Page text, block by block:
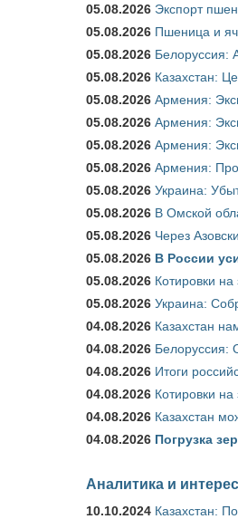
05.08.2026 Экспорт
05.08.2026 Пшеница и
05.08.2026 Белоруссия:
05.08.2026 Казахстан:
05.08.2026 Армения:
05.08.2026 Армения:
05.08.2026 Армения:
05.08.2026 Армения:
05.08.2026 Украина:
05.08.2026 В Омской
05.08.2026 Через
05.08.2026 В России
05.08.2026 Котировки
05.08.2026 Украина:
04.08.2026 Казахстан
04.08.2026 Белоруссия:
04.08.2026 Итоги
04.08.2026 Котировки
04.08.2026 Казахстан
04.08.2026 Погрузка
Аналитика и
10.10.2024 Казахстан: